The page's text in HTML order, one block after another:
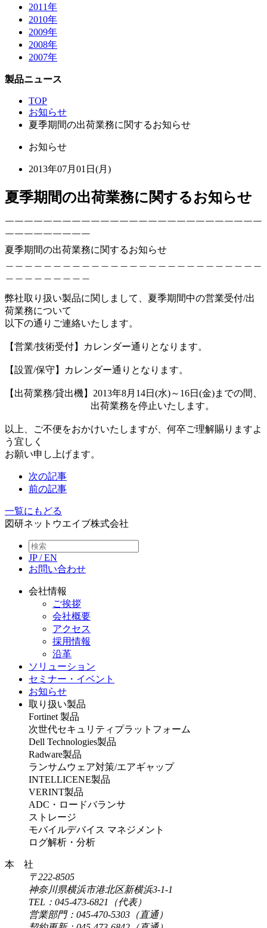
2011年
2010年
2009年
2008年
2007年
製品ニュース
TOP
お知らせ
夏季期間の出荷業務に関するお知らせ
お知らせ
2013年07月01日(月)
夏季期間の出荷業務に関するお知らせ
￣￣￣￣￣￣￣￣￣￣￣￣￣￣￣￣￣￣￣￣￣￣￣￣￣￣￣
￣￣￣￣￣￣￣￣￣
夏季期間の出荷業務に関するお知らせ
弊社取り扱い製品に関しまして、夏季期間中の営業受付/出
荷業務について
以下の通りご連絡いたします。
【営業/技術受付】カレンダー通りとなります。
【設置/保守】カレンダー通りとなります。
【出荷業務/貸出機】2013年8月14日(水)～16日(金)までの間、
出荷業務を停止いたします。
以上、ご不便をおかけいたしますが、何卒ご理解賜りますよ
う宜しく
お願い申し上げます。
次の記事
前の記事
一覧にもどる
図研ネットウエイブ株式会社
JP/EN
お問い合わせ
会社情報
ご挨拶
会社概要
アクセス
採用情報
沿革
ソリューション
セミナー・イベント
お知らせ
取り扱い製品
Fortinet 製品
次世代セキュリティプラットフォーム
Dell Technologies製品
Radware製品
ランサムウェア対策/エアギャップ
INTELLICENE製品
VERINT製品
ADC・ロードバランサ
ストレージ
モバイルデバイス マネジメント
ログ解析・分析
本 社
〒222-8505
神奈川県横浜市港北区新横浜3-1-1
TEL：045-473-6821（代表）
営業部門：045-470-5303（直通）